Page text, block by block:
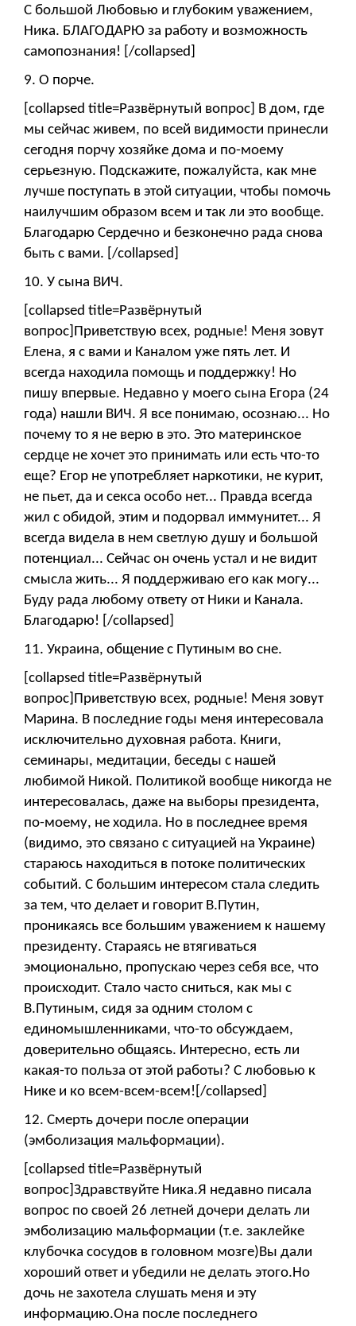
С большой Любовью и глубоким уважением,
Ника. БЛАГОДАРЮ за работу и возможность
самопознания! [/collapsed]
9. О порче.
[collapsed title=Развёрнутый вопрос] В дом, где
мы сейчас живем, по всей видимости принесли
сегодня порчу хозяйке дома и по-моему
серьезную. Подскажите, пожалуйста, как мне
лучше поступать в этой ситуации, чтобы помочь
наилучшим образом всем и так ли это вообще.
Благодарю Сердечно и безконечно рада снова
быть с вами. [/collapsed]
10. У сына ВИЧ.
[collapsed title=Развёрнутый
вопрос]Приветствую всех, родные! Меня зовут
Елена, я с вами и Каналом уже пять лет. И
всегда находила помощь и поддержку! Но
пишу впервые. Недавно у моего сына Егора (24
года) нашли ВИЧ. Я все понимаю, осознаю... Но
почему то я не верю в это. Это материнское
сердце не хочет это принимать или есть что-то
еще? Егор не употребляет наркотики, не курит,
не пьет, да и секса особо нет... Правда всегда
жил с обидой, этим и подорвал иммунитет... Я
всегда видела в нем светлую душу и большой
потенциал... Сейчас он очень устал и не видит
смысла жить... Я поддерживаю его как могу...
Буду рада любому ответу от Ники и Канала.
Благодарю! [/collapsed]
11. Украина, общение с Путиным во сне.
[collapsed title=Развёрнутый
вопрос]Приветствую всех, родные! Меня зовут
Марина. В последние годы меня интересовала
исключительно духовная работа. Книги,
семинары, медитации, беседы с нашей
любимой Никой. Политикой вообще никогда не
интересовалась, даже на выборы президента,
по-моему, не ходила. Но в последнее время
(видимо, это связано с ситуацией на Украине)
стараюсь находиться в потоке политических
событий. С большим интересом стала следить
за тем, что делает и говорит В.Путин,
проникаясь все большим уважением к нашему
президенту. Стараясь не втягиваться
эмоционально, пропускаю через себя все, что
происходит. Стало часто сниться, как мы с
В.Путиным, сидя за одним столом с
единомышленниками, что-то обсуждаем,
доверительно общаясь. Интересно, есть ли
какая-то польза от этой работы? С любовью к
Нике и ко всем-всем-всем![/collapsed]
12. Смерть дочери после операции
(эмболизация мальформации).
[collapsed title=Развёрнутый
вопрос]Здравствуйте Ника.Я недавно писала
вопрос по своей 26 летней дочери делать ли
эмболизацию мальформации (т.е. заклейке
клубочка сосудов в головном мозге)Вы дали
хороший ответ и убедили не делать этого.Но
дочь не захотела слушать меня и эту
информацию.Она после последнего